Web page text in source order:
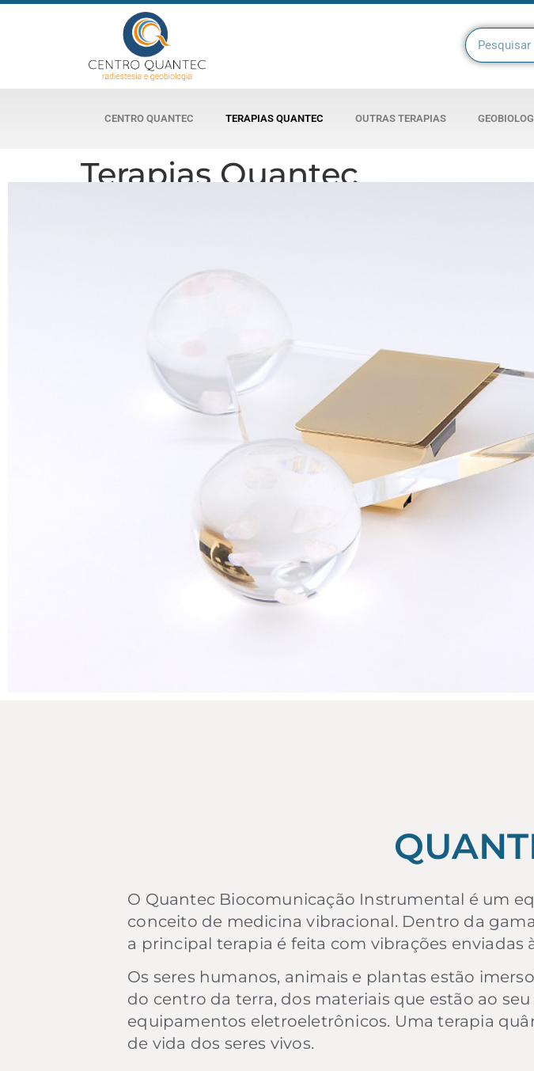
CENTRO QUANTEC TERAPIAS QUANTEC OUTRAS TERAPIAS
Terapias Quantec
O Quantec Biocomunicação Instrumental é um
conceito de medicina vibracional. Dentro da
a principal terapia é feita com vibrações enviadas
Os seres humanos, animais e plantas estão
do centro da terra, dos materiais que estão ao
equipamentos eletroeletrônicos. Uma terapia
de vida dos seres vivos.